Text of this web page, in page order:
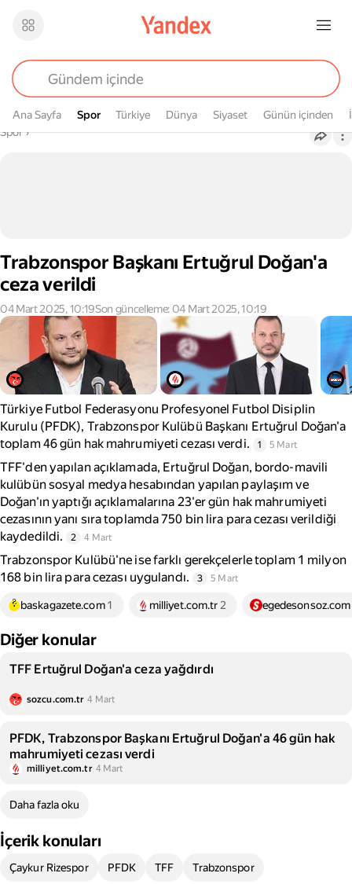
Ana Sayfa Spor
Spor Türkiye Dünya Siyaset Günün içinden
Buradasın
Spor›
Trabzonspor Başkanı Ertuğrul Doğan'a
ceza verildi
04 Mart 2025, 10:19Son güncelleme: 04 Mart 2025, 10:19
Türkiye Futbol Federasyonu Profesyonel Futbol Disiplin
Kurulu (PFDK), Trabzonspor Kulübü Başkanı Ertuğrul Doğan'a
toplam 46 gün hak mahrumiyeti cezası verdi.
1 5 Mart
TFF'den yapılan açıklamada, Ertuğrul Doğan, bordo-mavili
kulübün sosyal medya hesabından yapılan paylaşım ve
Doğan'ın yaptığı açıklamalarına 23'er gün hak mahrumiyeti
cezasının yanı sıra toplamda 750 bin lira para cezası verildiği
kaydedildi.
2 4 Mart
Trabzonspor Kulübü'ne ise farklı gerekçelerle toplam 1 milyon
168 bin lira para cezası uygulandı.
3 5 Mart
baskagazete.com 1 milliyet.com.tr 2 egedesonsoz.com
Diğer konular
TFF Ertuğrul Doğan'a ceza yağdırdı
sozcu.com.tr 4 Mart
PFDK, Trabzonspor Başkanı Ertuğrul Doğan'a 46 gün hak
mahrumiyeti cezası verdi
milliyet.com.tr 4 Mart
Daha fazla oku
İçerik konuları
Çaykur Rizespor PFDK TFF Trabzonspor